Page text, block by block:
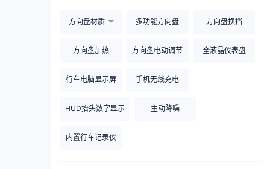
方向盘材质 多功能方向盘 方向盘换挡
方向盘加热 方向盘电动调节 全液晶仪表盘
行车电脑显示屏 手机无线充电
HUD抬头数字显示 主动降噪
内置行车记录仪